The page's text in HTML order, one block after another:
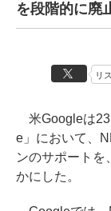
を段階的に廃
リ
米Googleは23
e」において、
ンのサポートを
かにした。